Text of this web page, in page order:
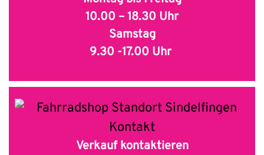
10.00 – 18.30 Uhr
Samstag
9.30 -17.00 Uhr
Verkauf kontaktieren